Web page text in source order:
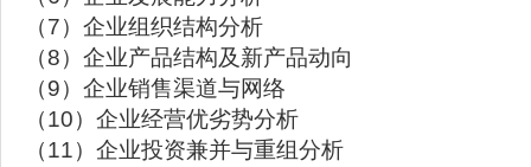
（7）企业组织结构分析
（8）企业产品结构及新产品动向
（9）企业销售渠道与网络
（10）企业经营优劣势分析
（11）企业投资兼并与重组分析